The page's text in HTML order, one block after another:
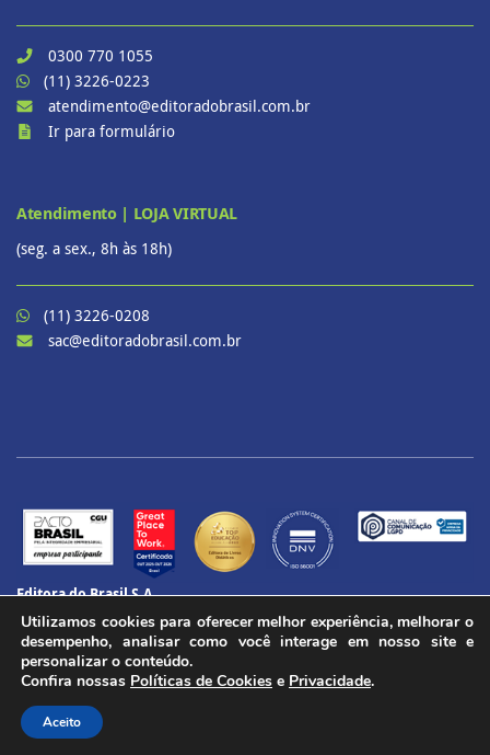
0300 770 1055
(11) 3226-0223
atendimento@editoradobrasil.com.br
Ir para formulário
Atendimento | LOJA VIRTUAL
(seg. a sex., 8h às 18h)
(11) 3226-0208
sac@editoradobrasil.com.br
Editora do Brasil S.A.
CNPJ: 60.657.574/0001-69
CENU – Avenida das Nações Unidas, 12901 – Torre Oeste, 20º andar
Brooklin Paulista, São Paulo - SP
CEP 04578-910
Todos os direitos reservados.
Utilizamos cookies para oferecer melhor experiência, melhorar o
desempenho, analisar como você interage em nosso site e
personalizar o conteúdo.
Confira nossas Políticas de Cookies e Privacidade.
Aceito